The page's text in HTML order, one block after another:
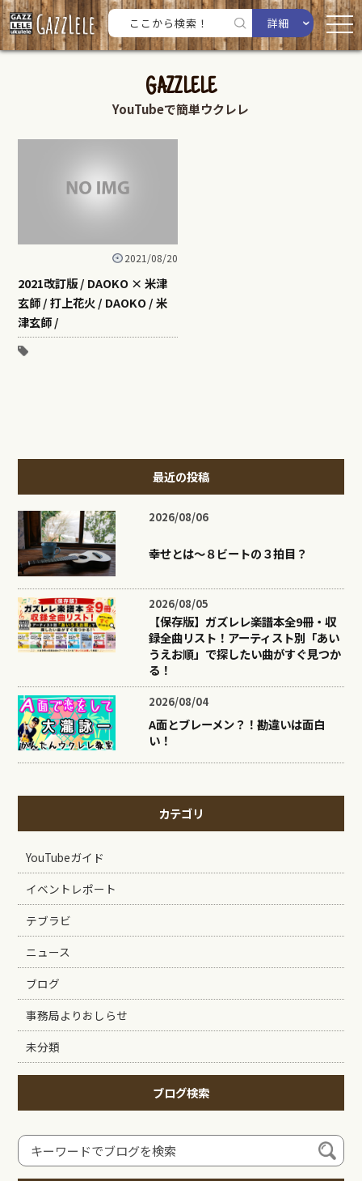
詳細
GAZZLELE
YouTubeで簡単ウクレレ
2021/08/20
2021改訂版 / DAOKO × 米津
玄師 / 打上花火 / DAOKO / 米
津玄師 /
最近の投稿
2026/08/06
幸せとは〜８ビートの３拍目？
2026/08/05
【保存版】ガズレレ楽譜本全9冊・収
録全曲リスト！アーティスト別「あい
うえお順」で探したい曲がすぐ見つか
る！
2026/08/04
A面とブレーメン？！勘違いは面白
い！
カテゴリ
YouTubeガイド
イベントレポート
テブラビ
ニュース
ブログ
事務局よりおしらせ
未分類
ブログ検索